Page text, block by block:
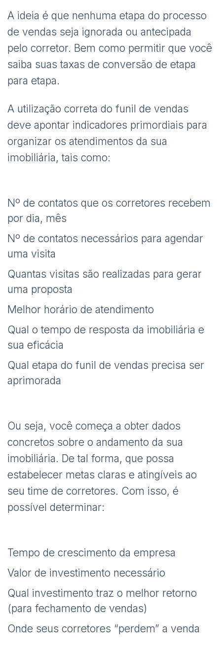
A ideia é que nenhuma etapa do processo
de vendas seja ignorada ou antecipada
pelo corretor. Bem como permitir que você
saiba suas taxas de conversão de etapa
para etapa.
A utilização correta do funil de vendas
deve apontar indicadores primordiais para
organizar os atendimentos da sua
imobiliária, tais como:
Nº de contatos que os corretores recebem
por dia, mês
Nº de contatos necessários para agendar
uma visita
Quantas visitas são realizadas para gerar
uma proposta
Melhor horário de atendimento
Qual o tempo de resposta da imobiliária e
sua eficácia
Qual etapa do funil de vendas precisa ser
aprimorada
Ou seja, você começa a obter dados
concretos sobre o andamento da sua
imobiliária. De tal forma, que possa
estabelecer metas claras e atingíveis ao
seu time de corretores. Com isso, é
possível determinar:
Tempo de crescimento da empresa
Valor de investimento necessário
Qual investimento traz o melhor retorno
(para fechamento de vendas)
Onde seus corretores “perdem” a venda